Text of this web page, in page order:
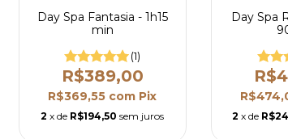
Day Spa Fantasia - 1h15
min
(1)
R$389,00
R$369,55 com Pix
2 x de R$194,50 sem juros
Day Spa
2 x de